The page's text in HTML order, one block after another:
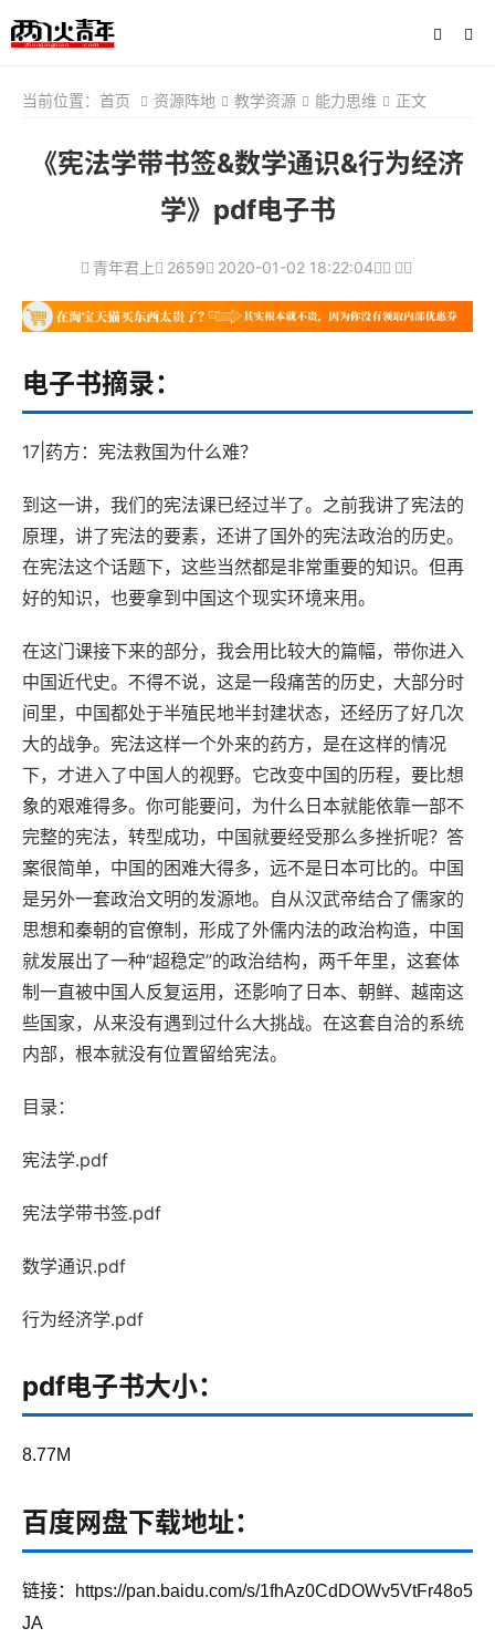
当前位置： 首页 资源阵地 教学资源 能力思维 正文
《宪法学带书签&数学通识&行为经济
学》pdf电子书
青年君上 2659 2020-01-02 18:22:04
电子书摘录：
17|药方：宪法救国为什么难？
到这一讲，我们的宪法课已经过半了。之前我讲了宪法的
原理，讲了宪法的要素，还讲了国外的宪法政治的历史。
在宪法这个话题下，这些当然都是非常重要的知识。但再
好的知识，也要拿到中国这个现实环境来用。
在这门课接下来的部分，我会用比较大的篇幅，带你进入
中国近代史。不得不说，这是一段痛苦的历史，大部分时
间里，中国都处于半殖民地半封建状态，还经历了好几次
大的战争。宪法这样一个外来的药方，是在这样的情况
下，才进入了中国人的视野。它改变中国的历程，要比想
象的艰难得多。你可能要问，为什么日本就能依靠一部不
完整的宪法，转型成功，中国就要经受那么多挫折呢？答
案很简单，中国的困难大得多，远不是日本可比的。中国
是另外一套政治文明的发源地。自从汉武帝结合了儒家的
思想和秦朝的官僚制，形成了外儒内法的政治构造，中国
就发展出了一种“超稳定”的政治结构，两千年里，这套体
制一直被中国人反复运用，还影响了日本、朝鲜、越南这
些国家，从来没有遇到过什么大挑战。在这套自洽的系统
内部，根本就没有位置留给宪法。
目录：
宪法学.pdf
宪法学带书签.pdf
数学通识.pdf
行为经济学.pdf
pdf电子书大小：
8.77M
百度网盘下载地址：
链接：https://pan.baidu.com/s/1fhAz0CdDOWv5VtFr48o5
JA